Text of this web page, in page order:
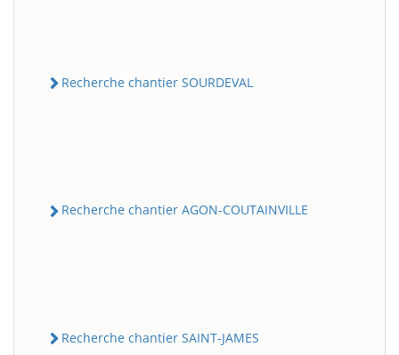
Recherche chantier SOURDEVAL
Recherche chantier AGON-COUTAINVILLE
Recherche chantier SAINT-JAMES